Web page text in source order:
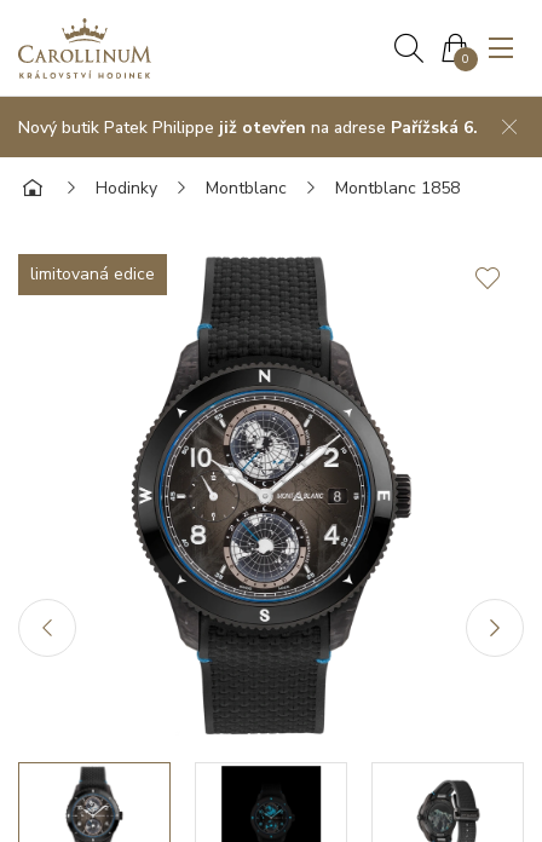
0
Nový butik Patek Philippe již otevřen na adrese Pařížská 6.
Hodinky Montblanc Montblanc 1858
limitovaná edice